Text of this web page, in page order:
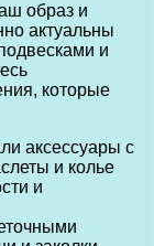
образ и
актуальны
и
которые
аксессуары с
и колье
и